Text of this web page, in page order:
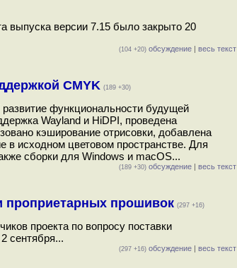
выпуска версии 7.15 было закрыто 20
(104 +20) обсуждение | весь текст
CMYK (189 +30)
функциональности будущей
Wayland и HiDPI, проведена
кэширование отрисовки, добавлена
в исходном цветовом пространстве. Для
сборки для Windows и macOS...
(189 +30) обсуждение | весь текст
проприетарных прошивок (297 +16)
проекта по вопросу поставки
сентября...
(297 +16) обсуждение | весь текст